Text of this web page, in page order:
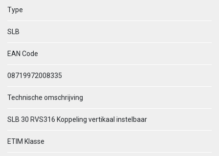
Type
SLB
EAN Code
08719972008335
Technische omschrijving
SLB 30 RVS316 Koppeling vertikaal instelbaar
ETIM Klasse